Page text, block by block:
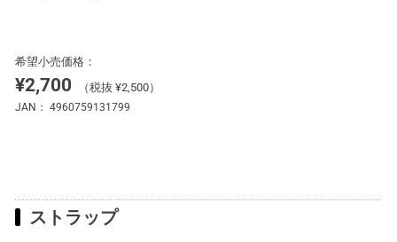
希望小売価格：
¥2,700 （税抜 ¥2,500）
JAN： 4960759131799
ストラップ